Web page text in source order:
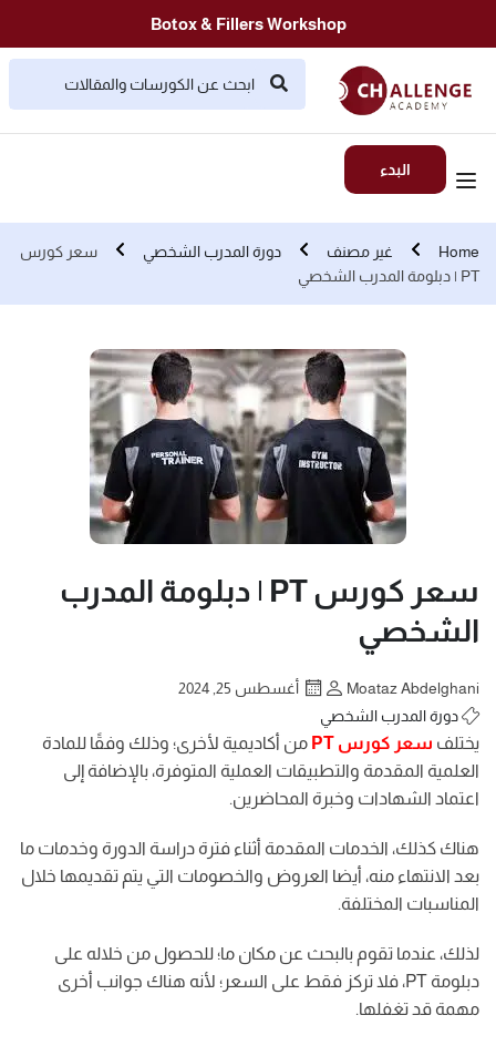
Botox & Fillers Workshop
البدء
Home غير مصنف دورة المدرب الشخصي
سعر كورس
PT | دبلومة المدرب الشخصي
سعر كورس PT | دبلومة المدرب
الشخصي
Moataz Abdelghani
أغسطس 25, 2024
دورة المدرب الشخصي
يختلف سعر كورس PT
من أكاديمية لأخرى؛ وذلك وفقًا للمادة
العلمية المقدمة والتطبيقات العملية المتوفرة، بالإضافة إلى
اعتماد الشهادات وخبرة المحاضرين.
هناك كذلك، الخدمات المقدمة أثناء فترة دراسة الدورة وخدمات ما
بعد الانتهاء منه، أيضا العروض والخصومات التي يتم تقديمها خلال
المناسبات المختلفة.
لذلك، عندما تقوم بالبحث عن مكان ما؛ للحصول من خلاله على
دبلومة PT، فلا تركز فقط على السعر؛ لأنه هناك جوانب أخرى
مهمة قد تغفلها.